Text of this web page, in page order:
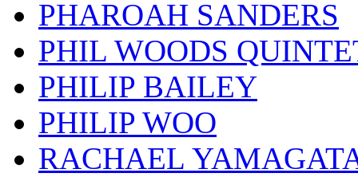
PHAROAH SANDERS
PHIL WOODS
PHILIP BAILEY
PHILIP WOO
RACHAEL